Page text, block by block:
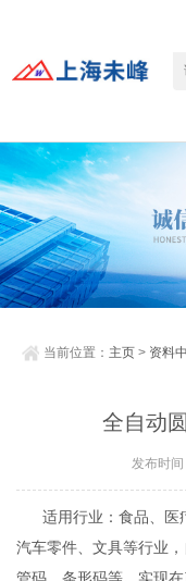
当前位置： 主页 > 资料
全自动
发布时
适用行业：食品、医
汽车零件、文具等行业
管码、条形码等。实现